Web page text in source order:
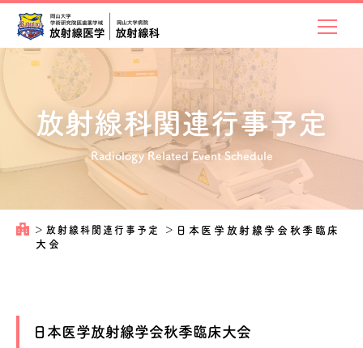
放射線科関連行事予定
Radiology Related Event Schedule
＞ 放射線科関連行事予定 ＞ 日本医学放射線学会秋季臨床
大会
日本医学放射線学会秋季臨床大会